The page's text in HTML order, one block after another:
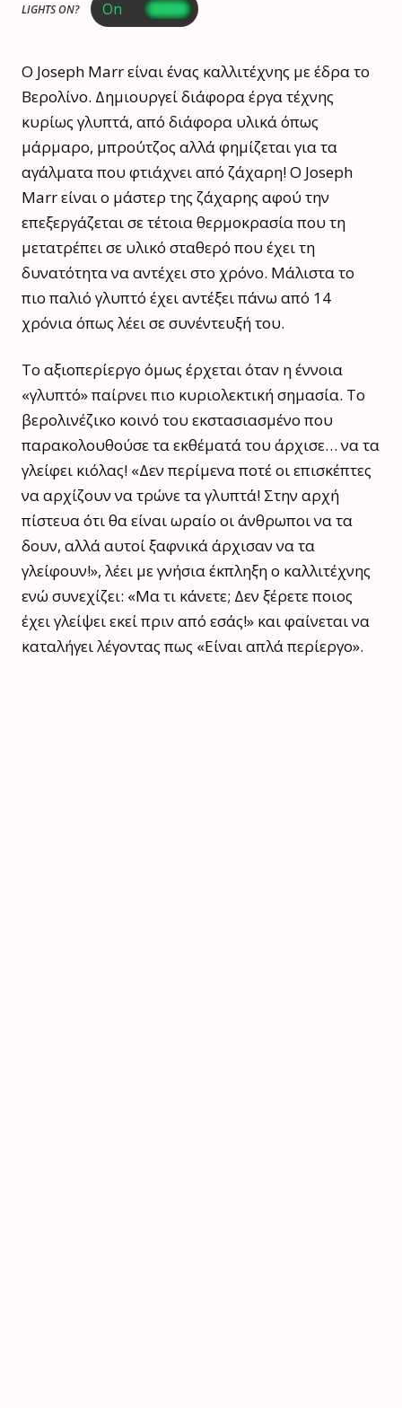
LIGHTS ON?
O Joseph Marr είναι ένας καλλιτέχνης με έδρα το
Βερολίνο. Δημιουργεί διάφορα έργα τέχνης
κυρίως γλυπτά, από διάφορα υλικά όπως
μάρμαρο, μπρούτζος αλλά φημίζεται για τα
αγάλματα που φτιάχνει από ζάχαρη! Ο Joseph
Marr είναι ο μάστερ της ζάχαρης αφού την
επεξεργάζεται σε τέτοια θερμοκρασία που τη
μετατρέπει σε υλικό σταθερό που έχει τη
δυνατότητα να αντέχει στο χρόνο. Μάλιστα το
πιο παλιό γλυπτό έχει αντέξει πάνω από 14
χρόνια όπως λέει σε συνέντευξή του.
Το αξιοπερίεργο όμως έρχεται όταν η έννοια
«γλυπτό» παίρνει πιο κυριολεκτική σημασία. Το
βερολινέζικο κοινό του εκστασιασμένο που
παρακολουθούσε τα εκθέματά του άρχισε… να τα
γλείφει κιόλας! «Δεν περίμενα ποτέ οι επισκέπτες
να αρχίζουν να τρώνε τα γλυπτά! Στην αρχή
πίστευα ότι θα είναι ωραίο οι άνθρωποι να τα
δουν, αλλά αυτοί ξαφνικά άρχισαν να τα
γλείφουν!», λέει με γνήσια έκπληξη ο καλλιτέχνης
ενώ συνεχίζει: «Μα τι κάνετε; Δεν ξέρετε ποιος
έχει γλείψει εκεί πριν από εσάς!» και φαίνεται να
καταλήγει λέγοντας πως «Είναι απλά περίεργο».